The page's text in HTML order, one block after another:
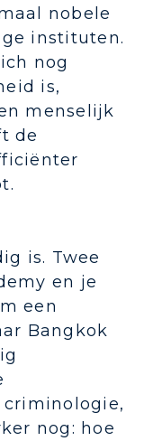
nobele
instituten.
nog
is,
menselijk
de
is. Twee
en je
een
Bangkok
nog: hoe